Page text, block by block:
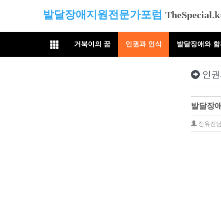
발달장애지원전문가포럼
거북이의 꿈 인권과 인식 발달장애와 함
인
발달장
정유진님